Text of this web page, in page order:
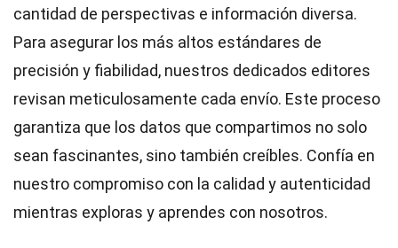
cantidad de perspectivas e información diversa.
Para asegurar los más altos estándares de
precisión y fiabilidad, nuestros dedicados editores
revisan meticulosamente cada envío. Este proceso
garantiza que los datos que compartimos no solo
sean fascinantes, sino también creíbles. Confía en
nuestro compromiso con la calidad y autenticidad
mientras exploras y aprendes con nosotros.